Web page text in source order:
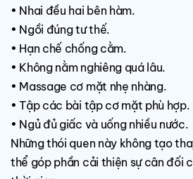
• Nhai đều hai bên hàm.
• Ngồi đúng tư thế.
• Hạn chế chống cằm.
• Không nằm nghiêng quá lâu.
• Massage cơ mặt nhẹ nhàng.
• Tập các bài tập cơ mặt phù hợp.
• Ngủ đủ giấc và uống nhiều nước.
Những thói quen này không tạo
thể góp phần cải thiện sự cân đối